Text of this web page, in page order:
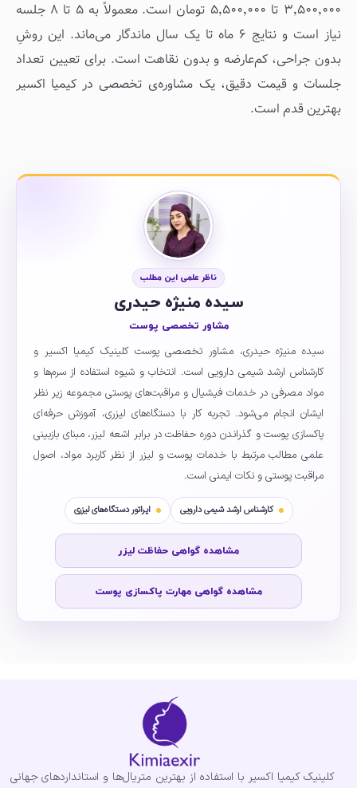
۳٬۵۰۰٬۰۰۰ تا ۵٬۵۰۰٬۰۰۰ تومان است. معمولاً به ۵ تا ۸ جلسه
نیاز است و نتایج ۶ ماه تا یک سال ماندگار می‌ماند. این روشِ
بدون جراحی، کم‌عارضه و بدون نقاهت است. برای تعیین تعداد
جلسات و قیمت دقیق، یک مشاوره‌ی تخصصی در کیمیا اکسیر
بهترین قدم است.
ناظر علمی این مطلب
سیده منیژه حیدری
مشاور تخصصی پوست
سیده منیژه حیدری، مشاور تخصصی پوست کلینیک کیمیا اکسیر و
کارشناس ارشد شیمی دارویی است. انتخاب و شیوه استفاده از سرم‌ها و
مواد مصرفی در خدمات فیشیال و مراقبت‌های پوستی مجموعه زیر نظر
ایشان انجام می‌شود. تجربه کار با دستگاه‌های لیزری، آموزش حرفه‌ای
پاکسازی پوست و گذراندن دوره حفاظت در برابر اشعه لیزر، مبنای بازبینی
علمی مطالب مرتبط با خدمات پوست و لیزر از نظر کاربرد مواد، اصول
مراقبت پوستی و نکات ایمنی است.
کارشناس ارشد شیمی دارویی اپراتور دستگاه‌های لیزری
مشاهده گواهی حفاظت لیزر
مشاهده گواهی مهارت پاکسازی پوست
کلینیک کیمیا اکسیر با استفاده از بهترین متریال‌ها و استانداردهای جهانی